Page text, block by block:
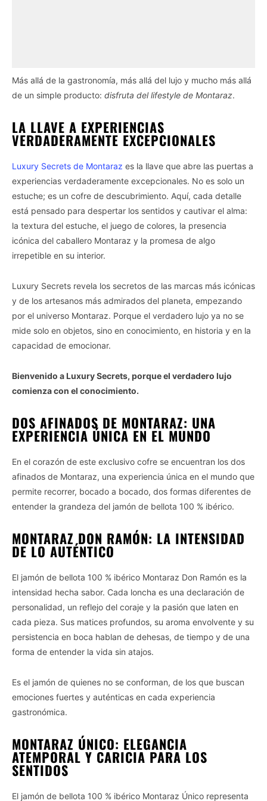
Más allá de la gastronomía, más allá del lujo y mucho más allá
de un simple producto: disfruta del lifestyle de Montaraz.
LA LLAVE A EXPERIENCIAS
VERDADERAMENTE EXCEPCIONALES
Luxury Secrets de Montaraz es la llave que abre las puertas a
experiencias verdaderamente excepcionales. No es solo un
estuche; es un cofre de descubrimiento. Aquí, cada detalle
está pensado para despertar los sentidos y cautivar el alma:
la textura del estuche, el juego de colores, la presencia
icónica del caballero Montaraz y la promesa de algo
irrepetible en su interior.
Luxury Secrets revela los secretos de las marcas más icónicas
y de los artesanos más admirados del planeta, empezando
por el universo Montaraz. Porque el verdadero lujo ya no se
mide solo en objetos, sino en conocimiento, en historia y en la
capacidad de emocionar.
Bienvenido a Luxury Secrets, porque el verdadero lujo
comienza con el conocimiento.
DOS AFINADOS DE MONTARAZ: UNA
EXPERIENCIA ÚNICA EN EL MUNDO
En el corazón de este exclusivo cofre se encuentran los dos
afinados de Montaraz, una experiencia única en el mundo que
permite recorrer, bocado a bocado, dos formas diferentes de
entender la grandeza del jamón de bellota 100 % ibérico.
MONTARAZ DON RAMÓN: LA INTENSIDAD
DE LO AUTÉNTICO
El jamón de bellota 100 % ibérico Montaraz Don Ramón es la
intensidad hecha sabor. Cada loncha es una declaración de
personalidad, un reflejo del coraje y la pasión que laten en
cada pieza. Sus matices profundos, su aroma envolvente y su
persistencia en boca hablan de dehesas, de tiempo y de una
forma de entender la vida sin atajos.
Es el jamón de quienes no se conforman, de los que buscan
emociones fuertes y auténticas en cada experiencia
gastronómica.
MONTARAZ ÚNICO: ELEGANCIA
ATEMPORAL Y CARICIA PARA LOS
SENTIDOS
El jamón de bellota 100 % ibérico Montaraz Único representa